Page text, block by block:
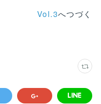
Vol.3へつづく